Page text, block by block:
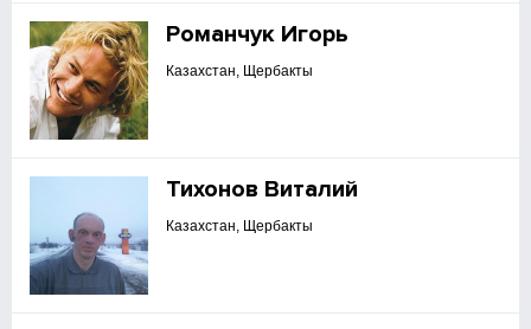
Романчук Игорь
Казахстан, Щербакты
Тихонов Виталий
Казахстан, Щербакты